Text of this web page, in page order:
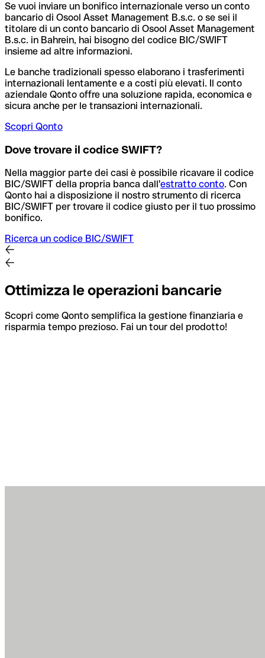
Se vuoi inviare un bonifico internazionale verso un conto
bancario di Osool Asset Management B.s.c. o se sei il
titolare di un conto bancario di Osool Asset Management
B.s.c. in Bahrein, hai bisogno del codice BIC/SWIFT
insieme ad altre informazioni.
Le banche tradizionali spesso elaborano i trasferimenti
internazionali lentamente e a costi più elevati. Il conto
aziendale Qonto offre una soluzione rapida, economica e
sicura anche per le transazioni internazionali.
Scopri Qonto
Dove trovare il codice SWIFT?
Nella maggior parte dei casi è possibile ricavare il codice
BIC/SWIFT della propria banca dall'estratto conto. Con
Qonto hai a disposizione il nostro strumento di ricerca
BIC/SWIFT per trovare il codice giusto per il tuo prossimo
bonifico.
Ricerca un codice BIC/SWIFT
Ottimizza le operazioni bancarie
Scopri come Qonto semplifica la gestione finanziaria e
risparmia tempo prezioso. Fai un tour del prodotto!